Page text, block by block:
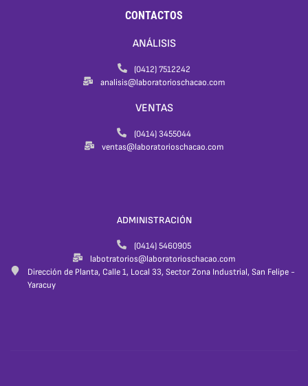
CONTACTOS
ANÁLISIS
(0412) 7512242
analisis@laboratorioschacao.com
VENTAS
(0414) 3455044
ventas@laboratorioschacao.com
ADMINISTRACIÓN
(0414) 5460905
labotratorios@laboratorioschacao.com
Dirección de Planta, Calle 1, Local 33, Sector Zona Industrial, San Felipe -
Yaracuy